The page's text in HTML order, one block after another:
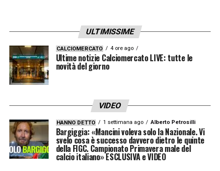
ULTIMISSIME
CALCIOMERCATO 4 ore ago
Ultime notizie Calciomercato LIVE: tutte le
novità del giorno
VIDEO
HANNO DETTO 1 settimana ago Alberto Petrosilli
Bargiggia: «Mancini voleva solo la Nazionale. Vi
svelo cosa è successo davvero dietro le quinte
della FIGC. Campionato Primavera male del
calcio italiano» ESCLUSIVA e VIDEO